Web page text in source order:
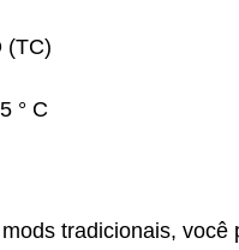
(TC)
° C
tradicionais,